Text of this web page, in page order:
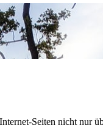
Seiten nicht nur